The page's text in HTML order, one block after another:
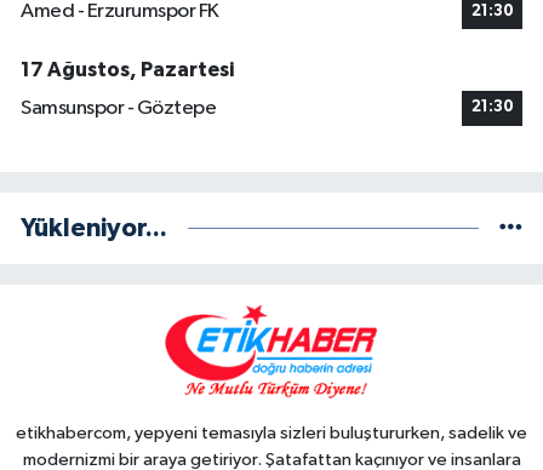
Amed - Erzurumspor FK 21:30
17 Ağustos, Pazartesi
Samsunspor - Göztepe
21:30
Yükleniyor...
etikhabercom, yepyeni temasıyla sizleri buluştururken, sadelik ve
modernizmi bir araya getiriyor. Şatafattan kaçınıyor ve insanlara